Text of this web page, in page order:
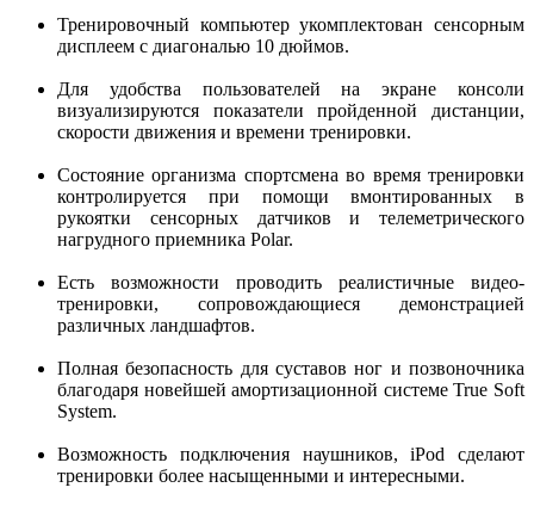
Тренировочный компьютер укомплектован сенсорным
дисплеем с диагональю 10 дюймов.
Для удобства пользователей на экране консоли
визуализируются показатели пройденной дистанции,
скорости движения и времени тренировки.
Состояние организма спортсмена во время тренировки
контролируется при помощи вмонтированных в
рукоятки сенсорных датчиков и телеметрического
нагрудного приемника Polar.
Есть возможности проводить реалистичные видео-
тренировки, сопровождающиеся демонстрацией
различных ландшафтов.
Полная безопасность для суставов ног и позвоночника
благодаря новейшей амортизационной системе True Soft
System.
Возможность подключения наушников, iPod сделают
тренировки более насыщенными и интересными.